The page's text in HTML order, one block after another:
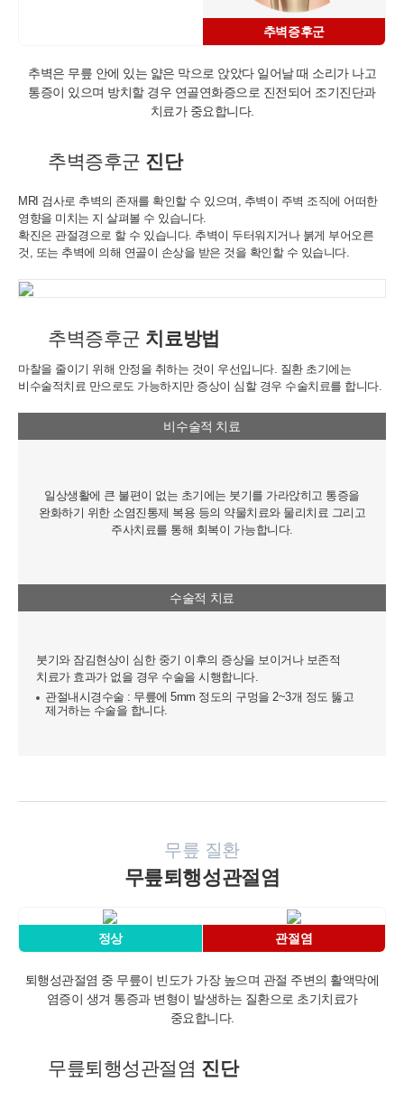
추벽증후군
추벽은 무릎 안에 있는 얇은 막으로 앉았다 일어날 때 소리가 나고
통증이 있으며 방치할 경우 연골연화증으로 진전되어 조기진단과
치료가 중요합니다.
추벽증후군 진단
MRI 검사로 추벽의 존재를 확인할 수 있으며, 추벽이 주벽 조직에 어떠한
영향을 미치는 지 살펴볼 수 있습니다.
확진은 관절경으로 할 수 있습니다. 추벽이 두터워지거나 붉게 부어오른
것, 또는 추벽에 의해 연골이 손상을 받은 것을 확인할 수 있습니다.
추벽증후군 치료방법
마찰을 줄이기 위해 안정을 취하는 것이 우선입니다. 질환 초기에는
비수술적치료 만으로도 가능하지만 증상이 심할 경우 수술치료를 합니다.
비수술적 치료
일상생활에 큰 불편이 없는 초기에는 붓기를 가라앉히고 통증을
완화하기 위한 소염진통제 복용 등의 약물치료와 물리치료 그리고
주사치료를 통해 회복이 가능합니다.
수술적 치료
붓기와 잠김현상이 심한 중기 이후의 증상을 보이거나 보존적
치료가 효과가 없을 경우 수술을 시행합니다.
관절내시경수술 : 무릎에 5mm 정도의 구멍을 2~3개 정도 뚫고
제거하는 수술을 합니다.
무릎 질환
무릎퇴행성관절염
정상 관절염
퇴행성관절염 중 무릎이 빈도가 가장 높으며 관절 주변의 활액막에
염증이 생겨 통증과 변형이 발생하는 질환으로 초기치료가
중요합니다.
무릎퇴행성관절염 진단
- 진료정보: 진단 및 치료를 위한 진료서비스와 청구, 수납 및 환급 등
- 예약정보: 진료 예약 및 예약조회 등 기타 서비스 이용에 따른 본인
확인 절차에 이용
- 상담정보: 전화나 문자, 카카오톡을 이용한 고객 진료상담 및 안내
- 기타: 문자 및 SNS를 통한 병원소식, 질병정보 등의 안내, 설문조사,
불만처리 등을 위한 원활한 의사소통 경로의 확보 등
2. 회원관리
서비스 이용에 따른 본인확인, 개인 식별, 불량회원의 부정 이용 방지
동의여부 확인, 추후 법정대리인 본인확인, 분쟁 조정을 위한 기록보
존, 불만처리 등 민원처리, 고지사항 전달, 회원 관리를 위한 각종 정
보 제공, 소식 전달, 설문조사
- 신규 서비스 개발 및 맞춤 서비스 제공, 이벤트 및 광고성 정보 제공
회원의 별도 동의 하에 아래의 정보를 수집할 수 있습니다.
• 회원의 휴대전화기 주소록 내에 저장된 제3자의 휴대전화번호 (소
셜 커뮤니티 기능이 탑재되어 있는 서비스에 한하며, 이 경우에도 제
3자의 휴대전화번호를 저장하지 않음)
• 신용카드 번호, 휴대전화번호, 상품권 결제 제휴사의 ID 및 비밀번
호 (유료 결제 서비스를 사용하는 회원에 한함)
서비스 이용자가 연세바로척병원의 회원으로서 서비스를 계속 이용
하는 동안 이용자의 개인정보를 계속 보유하며 서비스의 제공 등을
위해 이용합니다. 이용자의 개인정보는 원칙적으로 개인정보의 수집
단, 다음의 정보에 대해서는 아래의 이유로 명시한 기간 동안 보존합
- 상법, 전자상거래 등에서의 소비자보호에 관한 법률 등 관계법령의
로척병원은 보관하는 정보를 그 보관의 목적으로만 이용하며 보존기
간은 아래와 같습니다.
[회원가입정보]
- 소비자의 불만 또는 분쟁처리에 관한 기록 : 3년 (전자상거래 등에
- 웹사이트 방문에 관한 기록 : 3개월 (통신비밀보호법)
수집일로부터 5년 혹은 상담 목적 달성시까지. 다만, 수집목적 또는
제공받은 목적이 달성된 경우에도 상법 등 법령의 규정에 의하여 보
다.
- 소비자의 불만 또는 분쟁처리에 관한 기록 : 3년 (전자상거래 등에
서의 소비자보호에 관한 법률)
- 신용정보의 수집/처리 및 이용 등에 관한 기록 : 3년 (신용정보의 이
- 방문에 관한 기록 : 3개월 (통신비밀보호법)
- 본인확인에 관한 기록: 6개월(정보통신망 이용촉진 및 정보보호 등